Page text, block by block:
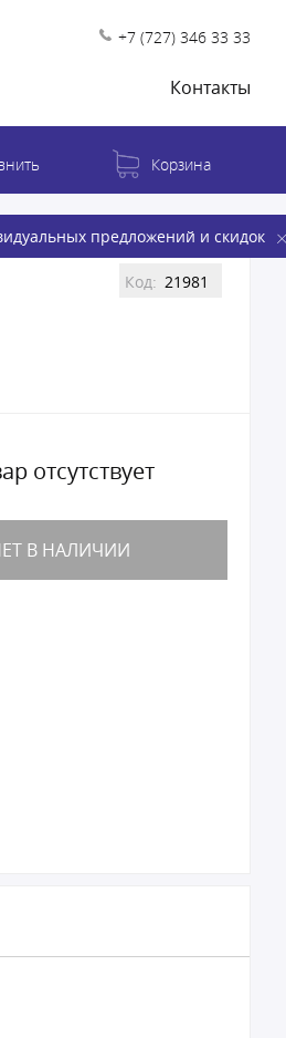
+7 (727) 346 33 33
Контакты
предложений и скидок
Корзина
Код: 21981
отсутствует
В НАЛИЧИИ